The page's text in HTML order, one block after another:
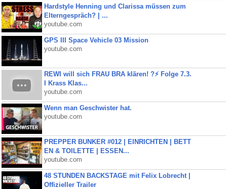
Hardstyle Henning und Clarissa müssen zum
Elterngespräch? | ...
youtube.com
GPS III Space Vehicle 03 Mission
youtube.com
REWI will sich FRAU BRA klären! ?⚡️ Folge 7.3.
I Krass Klas...
youtube.com
Wenn man Geschwister hat.
youtube.com
PREPPER BUNKER #012 | EINRICHTEN | BETT
EN & TOILETTE | ESSEN...
youtube.com
48 STUNDEN BACKSTAGE mit Felix Lobrecht |
Offizieller Trailer